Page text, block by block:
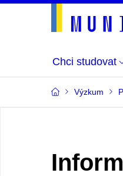
Chci studovat
Výzkum